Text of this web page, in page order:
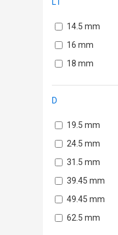
14.5 mm
16 mm
18 mm
D
19.5 mm
24.5 mm
31.5 mm
39.45 mm
49.45 mm
62.5 mm